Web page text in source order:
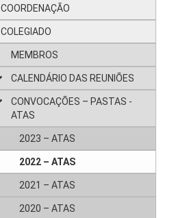
COORDENAÇÃO
COLEGIADO
MEMBROS
CALENDÁRIO DAS REUNIÕES
CONVOCAÇÕES – PASTAS -
ATAS
2023 – ATAS
2022 – ATAS
2021 – ATAS
2020 – ATAS